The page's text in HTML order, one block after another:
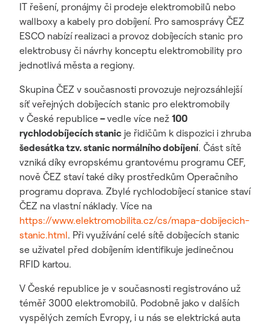
IT řešení, pronájmy či prodeje elektromobilů nebo
wallboxy a kabely pro dobíjení. Pro samosprávy ČEZ
ESCO nabízí realizaci a provoz dobíjecích stanic pro
elektrobusy či návrhy konceptu elektromobility pro
jednotlivá města a regiony.
Skupina ČEZ v současnosti provozuje nejrozsáhlejší
síť veřejných dobíjecích stanic pro elektromobily
v České republice–vedle více než 100
rychlodobíjecích stanic je řidičům k dispozici i zhruba
šedesátka tzv. stanic normálního dobíjení. Část sítě
vzniká díky evropskému grantovému programu CEF,
nově ČEZ staví také díky prostředkům Operačního
programu doprava. Zbylé rychlodobíjecí stanice staví
ČEZ na vlastní náklady. Více na
https://www.elektromobilita.cz/cs/mapa-dobijecich-
stanic.html. Při využívání celé sítě dobíjecích stanic
se uživatel před dobíjením identifikuje jedinečnou
RFID kartou.
V České republice je v současnosti registrováno už
téměř 3000 elektromobilů. Podobně jako v dalších
vyspělých zemích Evropy, i u nás se elektrická auta